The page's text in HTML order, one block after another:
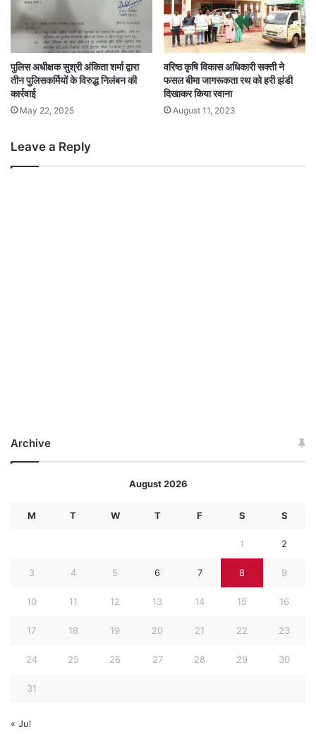
पुलिस अधीक्षक सुश्री अंकिता शर्मा द्वारा
तीन पुलिसकर्मियों के विरुद्ध निलंबन की
कार्रवाई
May 22, 2025
वरिष्ठ कृषि विकास अधिकारी सक्ती ने
फसल बीमा जागरूकता रथ को हरी झंडी
दिखाकर किया रवाना
August 11, 2023
Leave a Reply
Archive
August 2026
M T W T F S S
1 2
3 4 5 6 7 8 9
10 11 12 13 14 15 16
17 18 19 20 21 22 23
24 25 26 27 28 29 30
31
« Jul